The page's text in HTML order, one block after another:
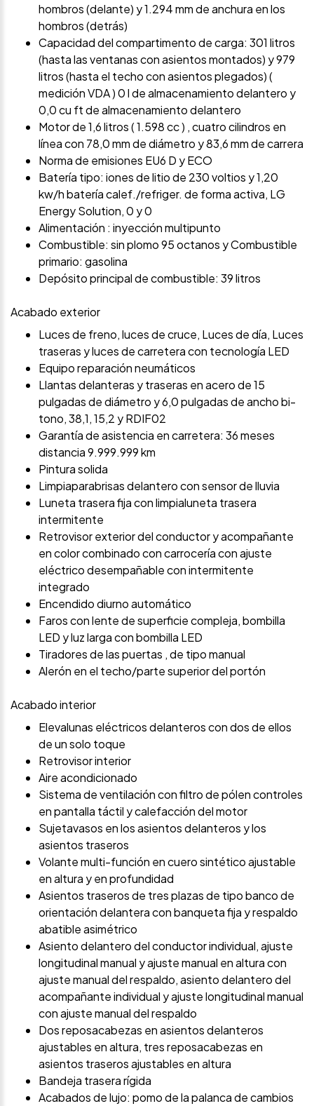
hombros (delante) y 1.294 mm de anchura en los
hombros (detrás)
Capacidad del compartimento de carga: 301 litros
(hasta las ventanas con asientos montados) y 979
litros (hasta el techo con asientos plegados) (
medición VDA ) 0 l de almacenamiento delantero y
0,0 cu ft de almacenamiento delantero
Motor de 1,6 litros ( 1.598 cc ) , cuatro cilindros en
línea con 78,0 mm de diámetro y 83,6 mm de carrera
Norma de emisiones EU6 D y ECO
Batería tipo: iones de litio de 230 voltios y 1,20
kw/h batería calef./refriger. de forma activa, LG
Energy Solution, 0 y 0
Alimentación : inyección multipunto
Combustible: sin plomo 95 octanos y Combustible
primario: gasolina
Depósito principal de combustible: 39 litros
Acabado exterior
Luces de freno, luces de cruce, Luces de día, Luces
traseras y luces de carretera con tecnología LED
Equipo reparación neumáticos
Llantas delanteras y traseras en acero de 15
pulgadas de diámetro y 6,0 pulgadas de ancho bi-
tono, 38,1, 15,2 y RDIF02
Garantía de asistencia en carretera: 36 meses
distancia 9.999.999 km
Pintura solida
Limpiaparabrisas delantero con sensor de lluvia
Luneta trasera fija con limpialuneta trasera
intermitente
Retrovisor exterior del conductor y acompañante
en color combinado con carrocería con ajuste
eléctrico desempañable con intermitente
integrado
Encendido diurno automático
Faros con lente de superficie compleja, bombilla
LED y luz larga con bombilla LED
Tiradores de las puertas , de tipo manual
Alerón en el techo/parte superior del portón
Acabado interior
Elevalunas eléctricos delanteros con dos de ellos
de un solo toque
Retrovisor interior
Aire acondicionado
Sistema de ventilación con filtro de pólen controles
en pantalla táctil y calefacción del motor
Sujetavasos en los asientos delanteros y los
asientos traseros
Volante multi-función en cuero sintético ajustable
en altura y en profundidad
Asientos traseros de tres plazas de tipo banco de
orientación delantera con banqueta fija y respaldo
abatible asimétrico
Asiento delantero del conductor individual, ajuste
longitudinal manual y ajuste manual en altura con
ajuste manual del respaldo, asiento delantero del
acompañante individual y ajuste longitudinal manual
con ajuste manual del respaldo
Dos reposacabezas en asientos delanteros
ajustables en altura, tres reposacabezas en
asientos traseros ajustables en altura
Bandeja trasera rígida
Acabados de lujo: pomo de la palanca de cambios